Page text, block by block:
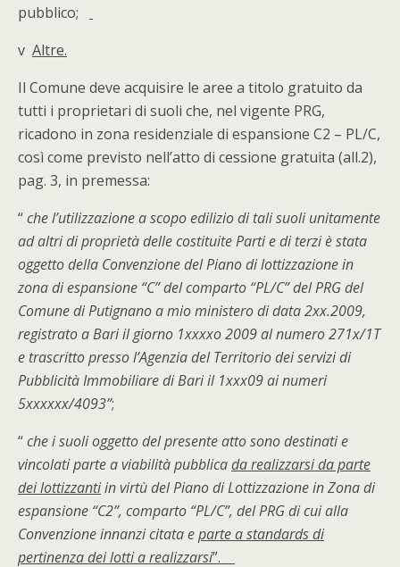
pubblico;
v Altre.
Il Comune deve acquisire le aree a titolo gratuito da
tutti i proprietari di suoli che, nel vigente PRG,
ricadono in zona residenziale di espansione C2 – PL/C,
così come previsto nell’atto di cessione gratuita (all.2),
pag. 3, in premessa:
“che l’utilizzazione a scopo edilizio di tali suoli unitamente
ad altri di proprietà delle costituite Parti e di terzi è stata
oggetto della Convenzione del Piano di lottizzazione in
zona di espansione “C” del comparto “PL/C” del PRG del
Comune di Putignano a mio ministero di data 2xx.2009,
registrato a Bari il giorno 1xxxxo 2009 al numero 271x/1T
e trascritto presso l’Agenzia del Territorio dei servizi di
Pubblicità Immobiliare di Bari il 1xxx09 ai numeri
5xxxxxx/4093”;
“che i suoli oggetto del presente atto sono destinati e
vincolati parte a viabilità pubblicada realizzarsi da parte
dei lottizzantiin virtù del Piano di Lottizzazione in Zona di
espansione “C2”, comparto “PL/C”, del PRG di cui alla
Convenzione innanzi citata eparte a standards di
pertinenza dei lotti a realizzarsi”.